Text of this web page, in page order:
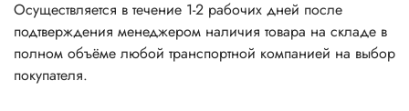
Осуществляется в течение 1-2 рабочих дней после
подтверждения менеджером наличия товара на складе в
полном объёме любой транспортной компанией на выбор
покупателя.